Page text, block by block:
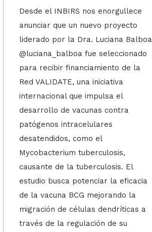
Desde el INBIRS nos enorgullece
anunciar que un nuevo proyecto
liderado por la Dra. Luciana Balboa
@luciana_balboa fue seleccionado
para recibir financiamiento de la
Red VALIDATE, una iniciativa
internacional que impulsa el
desarrollo de vacunas contra
patógenos intracelulares
desatendidos, como el
Mycobacterium tuberculosis,
causante de la tuberculosis. El
estudio busca potenciar la eficacia
de la vacuna BCG mejorando la
migración de células dendríticas a
través de la regulación de su